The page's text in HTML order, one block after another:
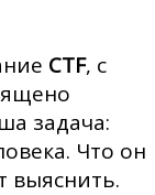
CTF, с
задача:
Что он
выяснить.